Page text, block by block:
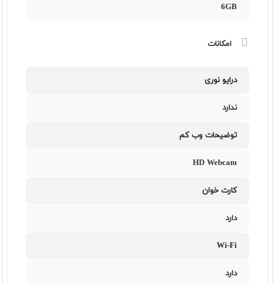
6GB
امکانات
درایو نوری
ندارد
توضیحات وب کم
HD Webcam
کارت خوان
دارد
Wi-Fi
دارد